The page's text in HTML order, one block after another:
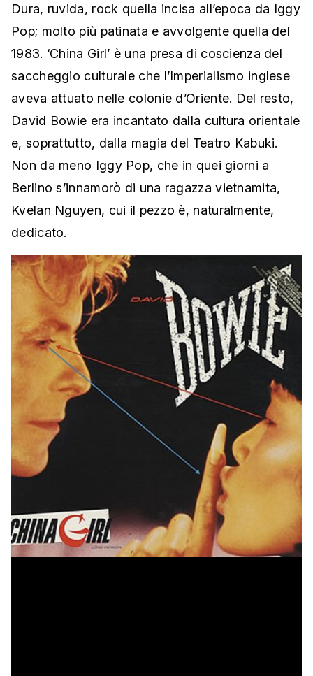
Dura, ruvida, rock quella incisa all’epoca da Iggy
Pop; molto più patinata e avvolgente quella del
1983. ‘China Girl’ è una presa di coscienza del
saccheggio culturale che l’Imperialismo inglese
aveva attuato nelle colonie d’Oriente. Del resto,
David Bowie era incantato dalla cultura orientale
e, soprattutto, dalla magia del Teatro Kabuki.
Non da meno Iggy Pop, che in quei giorni a
Berlino s’innamorò di una ragazza vietnamita,
Kvelan Nguyen, cui il pezzo è, naturalmente,
dedicato.